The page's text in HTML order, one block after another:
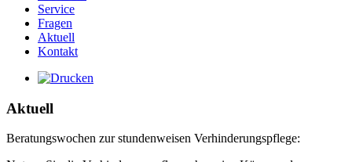
Service
Fragen
Aktuell
Kontakt
Aktuell
Beratungswochen zur stundenweisen Verhinderungspflege: